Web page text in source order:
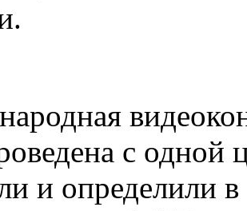
с одной
и определили